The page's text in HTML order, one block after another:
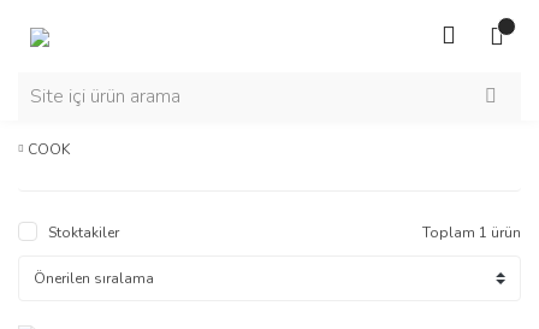
COOK
Stoktakiler Toplam 1 ürün